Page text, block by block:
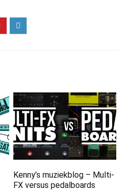
Kenny’s muziekblog – Multi-
FX versus pedalboards